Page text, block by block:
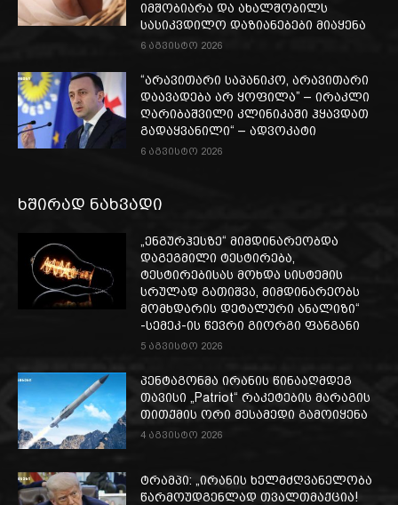
იმშობიარა და ახალშობილს
სასიკვდილო დაზიანებები მიაყენა
6 აგვისტო 2026
“არავითარი საპანიკო, არავითარი
დაავადება არ ყოფილა” – ირაკლი
ღარიბაშვილი კლინიკაში ჰყავდათ
გადაყვანილი“ – ადვოკატი
6 აგვისტო 2026
ხშირად ნახვადი
„ენგურჰესზე“ მიმდინარეობდა
დაგეგმილი ტესტირება,
ტესტირებისას მოხდა სისტემის
სრულად გათიშვა, მიმდინარეობს
მომხდარის დეტალური ანალიზი“
-სემეკ-ის წევრი გიორგი ფანგანი
5 აგვისტო 2026
პენტაგონმა ირანის წინააღმდეგ
თავისი „Patriot“ რაკეტების მარაგის
თითქმის ორი მესამედი გამოიყენა
4 აგვისტო 2026
ტრამპი: „ირანის ხელმძღვანელობა
წარმოუდგენლად თვალთმაქცია!